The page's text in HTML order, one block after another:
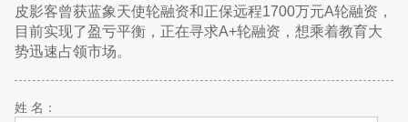
皮影客曾获蓝象天使轮融资和正保远程1700万元A轮融资，
目前实现了盈亏平衡，正在寻求A+轮融资，想乘着教育大
势迅速占领市场。
姓 名：